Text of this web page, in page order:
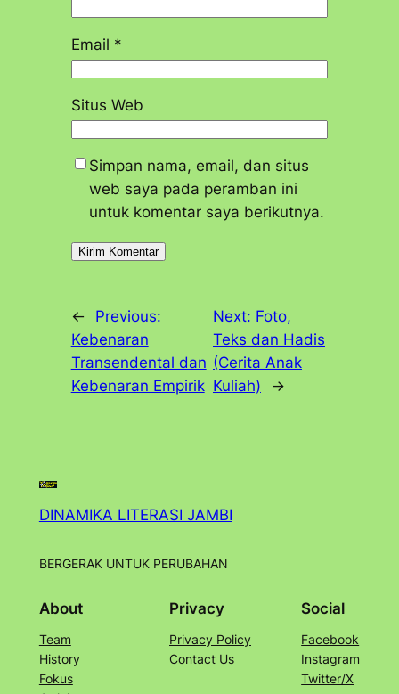
Email *
Situs Web
Simpan nama, email, dan situs
web saya pada peramban ini
untuk komentar saya berikutnya.
←
Previous:
Kebenaran
Transendental dan
Kebenaran Empirik
Next: Foto,
Teks dan Hadis
(Cerita Anak
Kuliah)
→
DINAMIKA LITERASI JAMBI
BERGERAK UNTUK PERUBAHAN
About
Team
History
Fokus
Privacy
Privacy Policy
Contact Us
Social
Facebook
Instagram
Twitter/X